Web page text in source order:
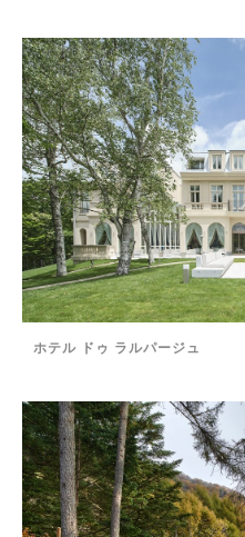
ホテル ドゥ ラルパージュ